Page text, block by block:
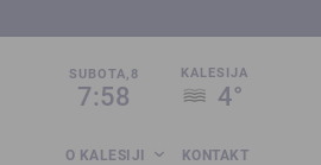
SUBOTA,8
7:58
KALESIJA
4°
O KALESIJI KONTAKT